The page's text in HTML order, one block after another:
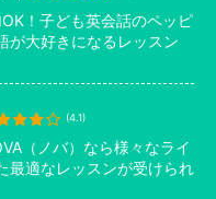
！子ども英会話のペッピ
が大好きになるレッスン
(4.1)
（ノバ）なら様々なライ
最適なレッスンが受けられ